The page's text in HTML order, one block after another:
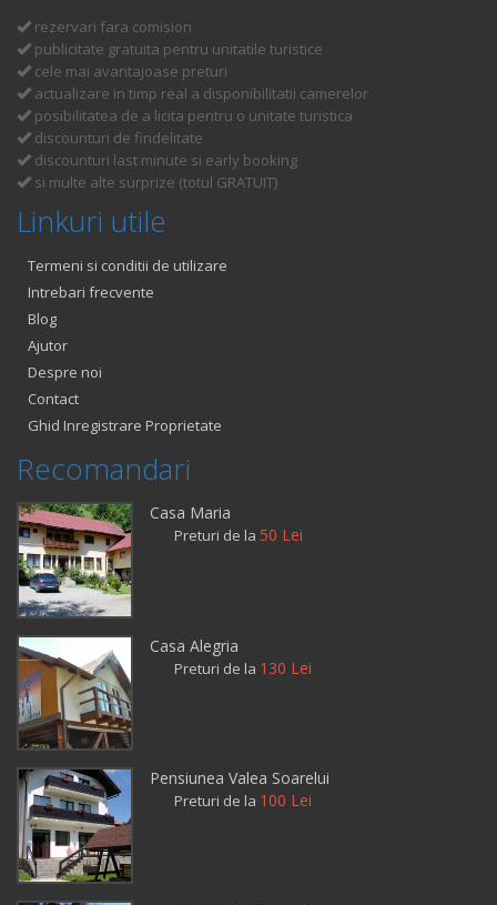
rezervari fara comision
publicitate gratuita pentru unitatile turistice
cele mai avantajoase preturi
actualizare in timp real a disponibilitatii camerelor
posibilitatea de a licita pentru o unitate turistica
discounturi de findelitate
discounturi last minute si early booking
si multe alte surprize (totul GRATUIT)
Linkuri utile
Termeni si conditii de utilizare
Intrebari frecvente
Blog
Ajutor
Despre noi
Contact
Ghid Inregistrare Proprietate
Recomandari
Casa Maria
Preturi de la 50 Lei
Casa Alegria
Preturi de la 130 Lei
Pensiunea Valea Soarelui
Preturi de la 100 Lei